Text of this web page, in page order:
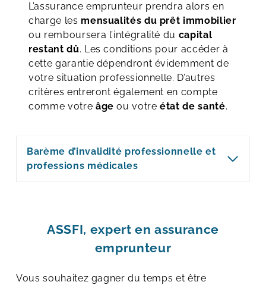
L’assurance emprunteur prendra alors en
charge les mensualités du prêt immobilier
ou remboursera l’intégralité du capital
restant dû. Les conditions pour accéder à
cette garantie dépendront évidemment de
votre situation professionnelle. D’autres
critères entreront également en compte
comme votre âge ou votreétat de santé.
Barème d’invalidité professionnelle et
professions médicales
ASSFI, expert en assurance
emprunteur
Vous souhaitez gagner du temps et être